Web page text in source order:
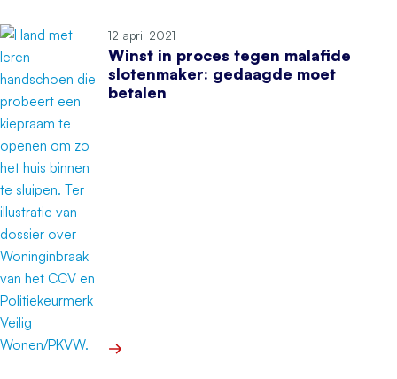
12 april 2021
Winst in proces tegen malafide
slotenmaker: gedaagde moet
betalen